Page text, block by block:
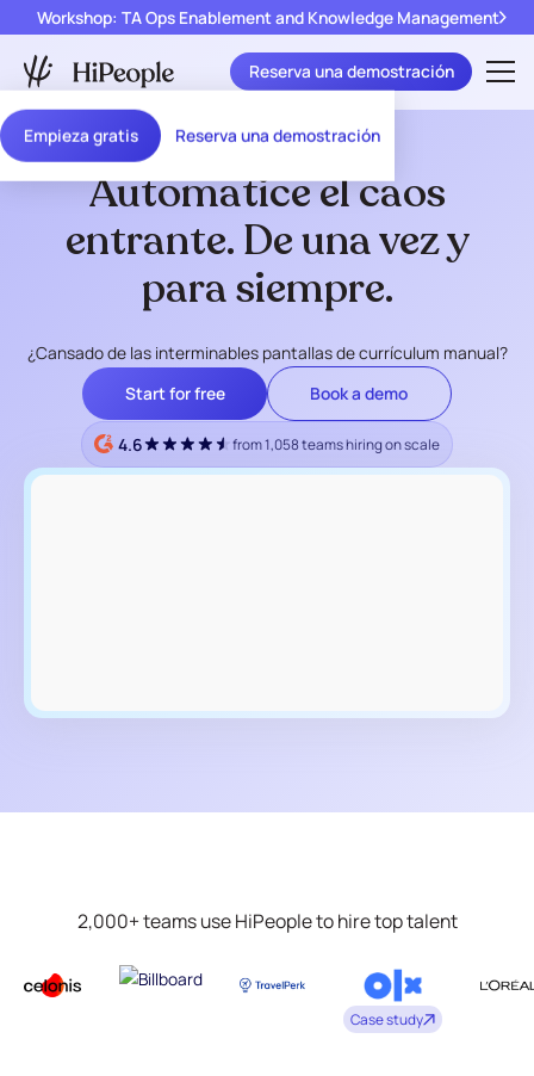
Empieza gratis Reserva una demostración
Workshop: TA Ops Enablement and Knowledge Management
Reserva una demostración
Automatice el caos
entrante. De una vez y
para siempre.
¿Cansado de las interminables pantallas de currículum manual?
Start for free
Book a demo
4.6 from 1,058 teams hiring on scale
2,000+ teams use HiPeople to hire top talent
Case study